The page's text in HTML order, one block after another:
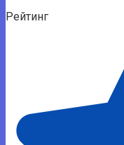
Рейтинг